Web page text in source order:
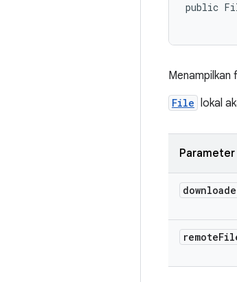
public
Menampilkan
File lokal
Parameter
remote